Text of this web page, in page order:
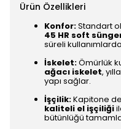
Ürün Özellikleri
Konfor:Standart
45 HR soft
süreli
İskelet:Ömürlük
ağacı iskelet,
yapı sağlar.
İşçilik:Kapitone
kaliteli el işçiliği
bütünlüğü